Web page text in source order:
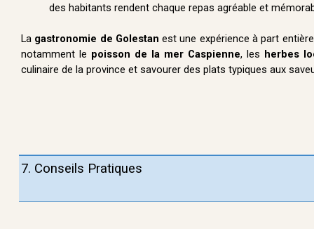
des habitants rendent chaque repas agréable et
La gastronomie de Golestan est une expérience à part
notamment le poisson de la mer Caspienne, les herbes
culinaire de la province et savourer des plats typiques aux
7. Conseils Pratiques